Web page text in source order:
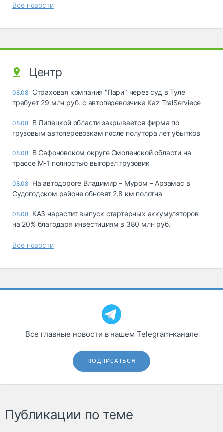
Все новости
Центр
08.08 Страховая компания "Пари" через суд в Туле
требует 29 млн руб. с автоперевозчика Kaz TralServiece
08.08 В Липецкой области закрывается фирма по
грузовым автоперевозкам после полутора лет убытков
08.08 В Сафоновском округе Смоленской области на
трассе М-1 полностью выгорел грузовик
08.08 На автодороге Владимир – Муром – Арзамас в
Судогодском районе обновят 2,8 км полотна
08.08 КАЗ нарастит выпуск стартерных аккумуляторов
на 20% благодаря инвестициям в 380 млн руб.
Все новости
Все главные новости в нашем Telegram‑канале
ПОДПИСАТЬСЯ
Публикации по теме